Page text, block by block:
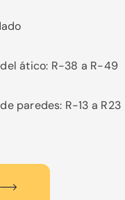
ático: R-38 a R-49
paredes: R-13 a R23